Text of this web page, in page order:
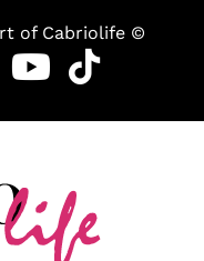
of Cabriolife ©